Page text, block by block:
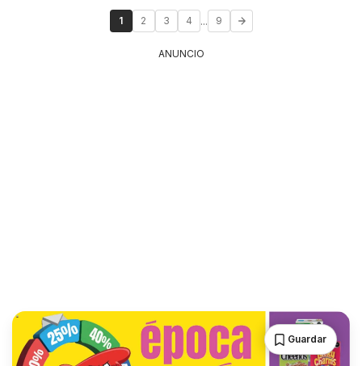
1 2 3 4 ... 9
ANUNCIO
Guardar